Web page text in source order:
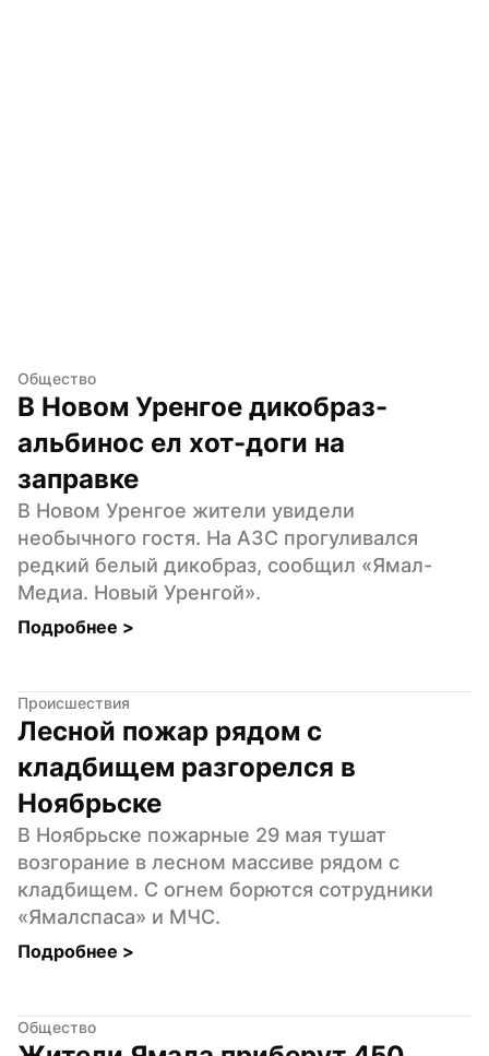
Общество
В Новом Уренгое дикобраз-
альбинос ел хот-доги на
заправке
В Новом Уренгое жители увидели
необычного гостя. На АЗС прогуливался
редкий белый дикобраз, сообщил «Ямал-
Медиа. Новый Уренгой».
Подробнее >
Происшествия
Лесной пожар рядом с
кладбищем разгорелся в
Ноябрьске
В Ноябрьске пожарные 29 мая тушат
возгорание в лесном массиве рядом с
кладбищем. С огнем борются сотрудники
«Ямалспаса» и МЧС.
Подробнее >
Общество